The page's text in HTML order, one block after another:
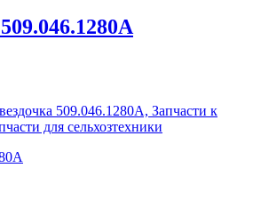
509.046.1280А, Запчасти к
для сельхозтехники